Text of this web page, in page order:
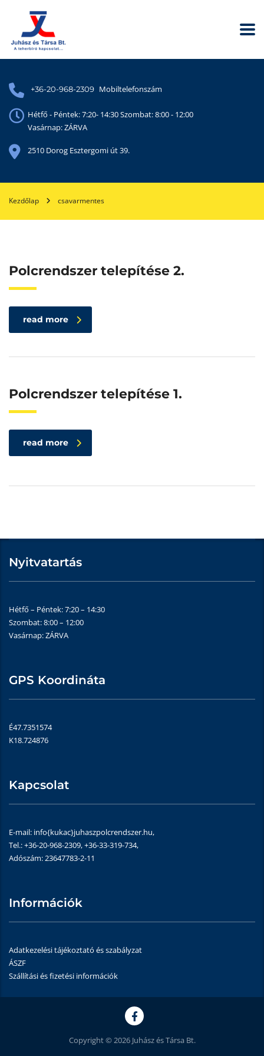
+36-20-968-2309 Mobiltelefonszám
Hétfő - Péntek: 7:20- 14:30 Szombat: 8:00 - 12:00
Vasárnap: ZÁRVA
2510 Dorog Esztergomi út 39.
Kezdőlap csavarmentes
Polcrendszer telepítése 2.
read more
Polcrendszer telepítése 1.
read more
Nyitvatartás
Hétfő – Péntek: 7:20 – 14:30
Szombat: 8:00 – 12:00
Vasárnap: ZÁRVA
GPS Koordináta
É47.7351574
K18.724876
Kapcsolat
E-mail: info{kukac}juhaszpolcrendszer.hu,
Tel.: +36-20-968-2309, +36-33-319-734,
Adószám: 23647783-2-11
Információk
Adatkezelési tájékoztató és szabályzat
ÁSZF
Szállítási és fizetési információk
Copyright © 2026 Juhász és Társa Bt.